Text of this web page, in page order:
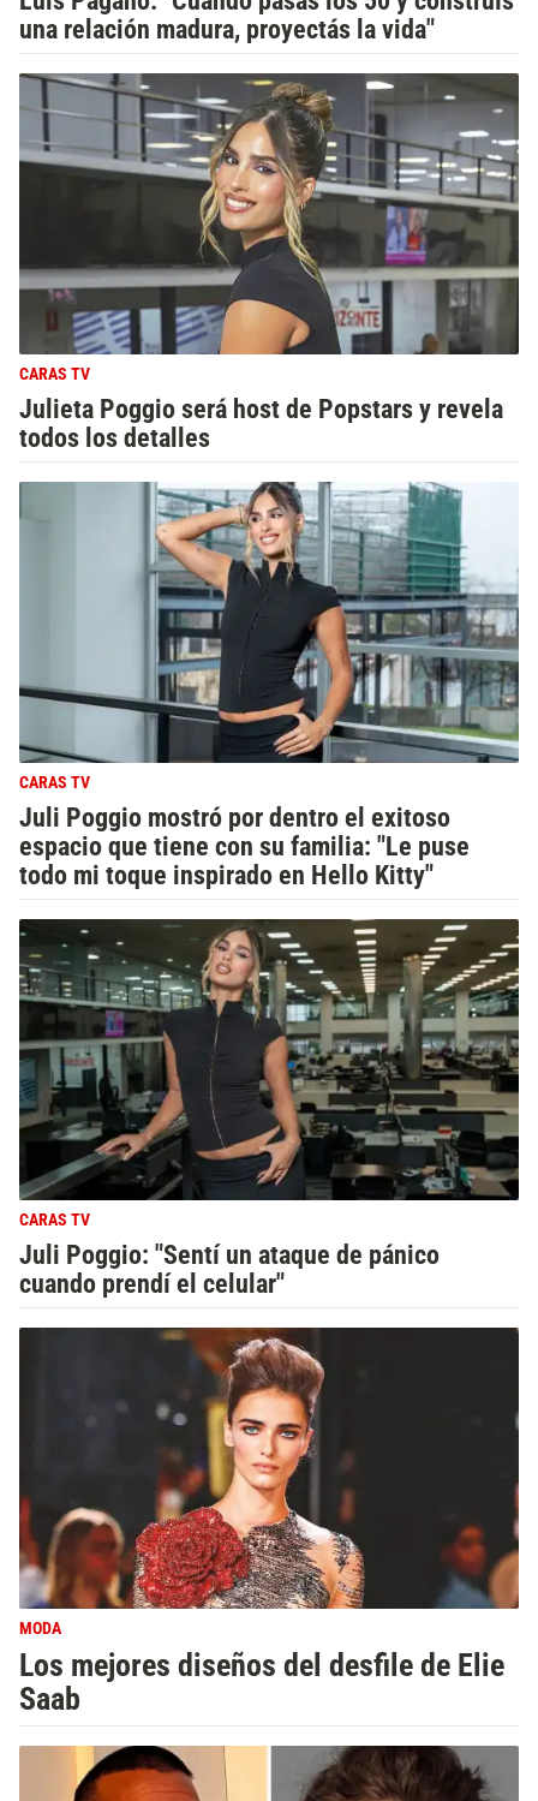
una relación madura, proyectás la vida"
CARAS TV
Julieta Poggio será host de Popstars y revela
todos los detalles
CARAS TV
Juli Poggio mostró por dentro el exitoso
espacio que tiene con su familia: "Le puse
todo mi toque inspirado en Hello Kitty"
CARAS TV
Juli Poggio: "Sentí un ataque de pánico
cuando prendí el celular"
MODA
Los mejores diseños del desfile de Elie
Saab